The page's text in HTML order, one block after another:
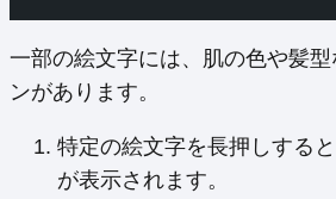
一部の絵文字には、肌の色や髪
ンがあります。
特定の絵文字を長押しする
が表示されます。